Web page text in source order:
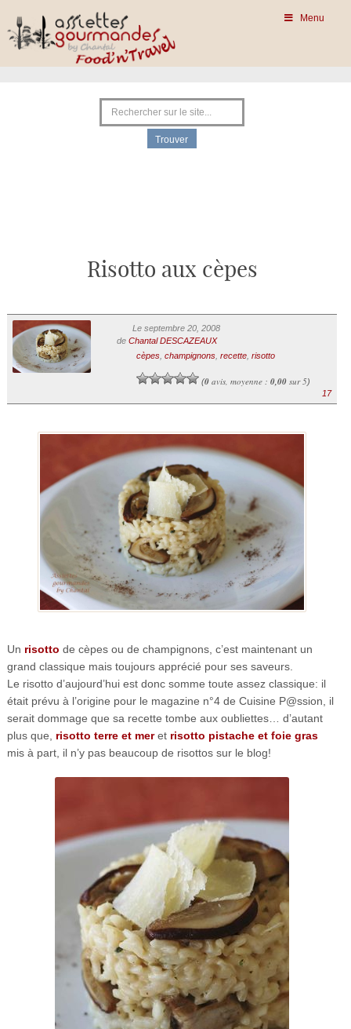
Menu
Risotto aux cèpes
Le septembre 20, 2008
de Chantal DESCAZEAUX
cèpes, champignons, recette, risotto
(0avis, moyenne : 0,00sur 5)
17
Un risotto de cèpes ou de champignons, c’est maintenant un
grand classique mais toujours apprécié pour ses saveurs.
Le risotto d’aujourd’hui est donc somme toute assez classique: il
était prévu à l’origine pour le magazine n°4 de Cuisine P@ssion, il
serait dommage que sa recette tombe aux oubliettes… d’autant
plus que, risotto terre et meret risotto pistache et foie gras
mis à part, il n’y pas beaucoup de risottos sur le blog!